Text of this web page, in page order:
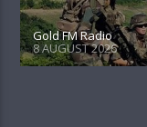
Gold FM Radio
8 AUGUST 2026